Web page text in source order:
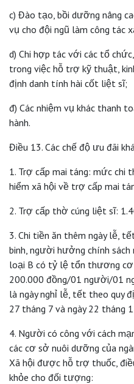
c) Đào tạo, bồi dưỡng nâng
vụ cho đội ngũ làm công tác
d) Chi hợp tác với các tổ
trong việc hỗ trợ kỹ thuật,
định danh tính hài cốt liệt sĩ;
đ) Các nhiệm vụ khác thanh
hành.
Điều 13. Các chế độ ưu đãi
1. Trợ cấp mai táng: mức chi
hiểm xã hội về trợ cấp mai
2. Trợ cấp thờ cúng liệt sĩ:
3. Chi tiền ăn thêm ngày lễ,
binh, người hưởng chính
loại B có tỷ lệ tổn thương
200.000 đồng/01 người/01
là ngày nghỉ lễ, tết theo quy
27 tháng 7 và ngày 22 tháng
4. Người có công với cách
các cơ sở nuôi dưỡng của
Xã hội được hỗ trợ thuốc,
khỏe cho đối tượng: